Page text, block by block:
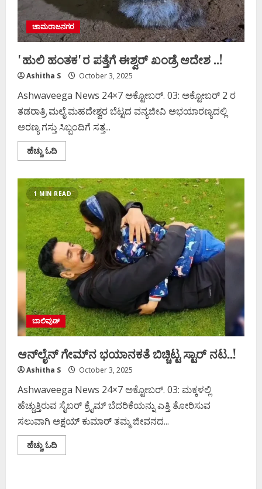
ಚಾಮರಾಜನಗರ
ʼಹುಲಿ ಹಂತಕʼರ ಪತ್ತೆಗೆ ಈಶ್ವರ್‌ ಖಂಡ್ರೆ ಆದೇಶ ..!
Ashitha S October 3, 2025
Ashwaveega News 24×7 ಅಕ್ಟೋಬರ್. 03: ಅಕ್ಟೋಬರ್ 2 ರ
ತಡರಾತ್ರಿ ಮಲೈ ಮಹದೇಶ್ವರ ಬೆಟ್ಟದ ವನ್ಯಜೀವಿ ಅಭಯಾರಣ್ಯದಲ್ಲಿ
ಅರಣ್ಯ ಗಸ್ತು ಸಿಬ್ಬಂದಿಗೆ ಸತ್ತ...
ಹೆಚ್ಚು ಓದಿRead
more
ಹಂತಕʼರ
ಪತ್ತೆಗೆ
ಈಶ್ವರ್‌
ಖಂಡ್ರೆ
ಆದೇಶ
..!
1 MIN READ
ಬಾಲಿವುಡ್
ಆನ್‌ಲೈನ್‌ ಗೇಮ್‌ನ ಭಯಾನಕತೆ ಬಿಚ್ಚಿಟ್ಟ ಸ್ಟಾರ್‌ ನಟ..!
Ashitha S October 3, 2025
Ashwaveega News 24×7 ಅಕ್ಟೋಬರ್. 03: ಮಕ್ಕಳಲ್ಲಿ
ಹೆಚ್ಚುತ್ತಿರುವ ಸೈಬರ್‌ ಕ್ರೈಮ್‌ ಬೆದರಿಕೆಯನ್ನು ಎತ್ತಿ ತೋರಿಸುವ
ಸಲುವಾಗಿ ಅಕ್ಷಯ್‌ ಕುಮಾರ್‌ ತಮ್ಮ ಜೀವನದ...
ಹೆಚ್ಚು ಓದಿRead
more